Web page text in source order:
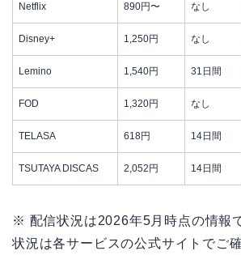
Netflix 890円〜 なし
Disney+ 1,250円 なし
Lemino 1,540円 31日間
FOD 1,320円 なし
TELASA 618円 14日間
TSUTAYA DISCAS 2,052円 14日間
※ 配信状況は2026年5月時点の情報
状況は各サービスの公式サイトでご